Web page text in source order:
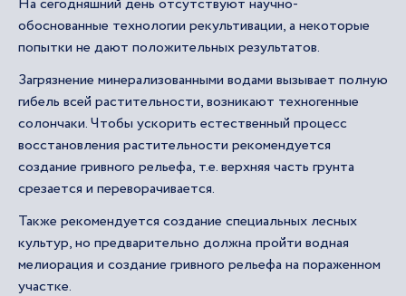
обоснованные технологии рекультивации, а некоторые
попытки не дают положительных результатов.
Загрязнение минерализованными водами вызывает полную
гибель всей растительности, возникают техногенные
солончаки. Чтобы ускорить естественный процесс
восстановления растительности рекомендуется
создание гривного рельефа, т.е. верхняя часть грунта
срезается и переворачивается.
Также рекомендуется создание специальных лесных
культур, но предварительно должна пройти водная
мелиорация и создание гривного рельефа на пораженном
участке.